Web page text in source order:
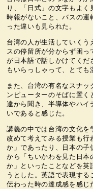
り、「日式」の文字もよく
時報がないこと、バスの運
った違いも見られた。
台湾の人が生活していく
スの停留所が分からず困
が日本語で話しかけてくだ
もいらっしゃって、とても
また、台湾の有名なスナ
ンピューターのそばに置
達から聞き、半導体やハイ
いであると感じた。
講義の中では台湾の文化を
改めて考えてみる授業も行
か」であったり、日本の子
から「ちいかわを見た日本
か」といったことなどを英
うとした。英語で表現する
伝わった時の達成感を感じ